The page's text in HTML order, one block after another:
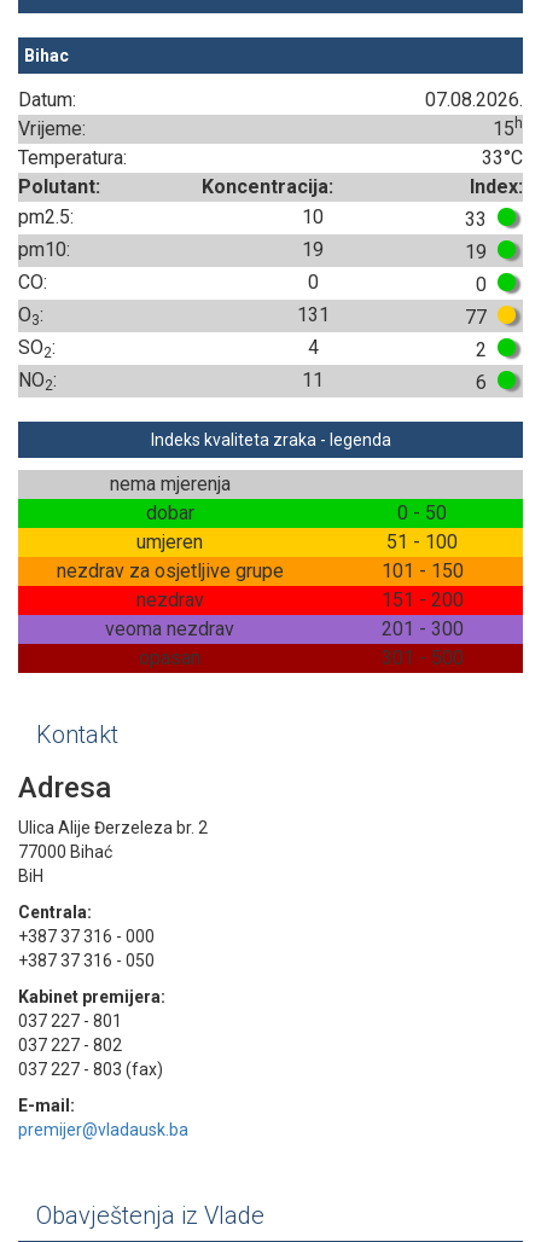
Bihac
Datum:
07.08.2026.
Vrijeme:
15 h
Temperatura:
33°C
Polutant:
Koncentracija:
Index:
pm2.5:
10
33
pm10:
19
19
CO:
0
0
O3: 131
77
SO2: 4
2
NO2: 11 6
Indeks kvaliteta zraka - legenda
nema mjerenja
dobar
0 - 50
umjeren
51 - 100
nezdrav za osjetljive grupe
101 - 150
nezdrav
151 - 200
veoma nezdrav
201 - 300
opasan
301 - 500
Kontakt
Adresa
Ulica Alije Đerzeleza br. 2
77000 Bihać
BiH
Centrala:
+387 37 316 - 000
+387 37 316 - 050
Kabinet premijera:
037 227 - 801
037 227 - 802
037 227 - 803 (fax)
E-mail:
premijer@vladausk.ba
Obavještenja iz Vlade